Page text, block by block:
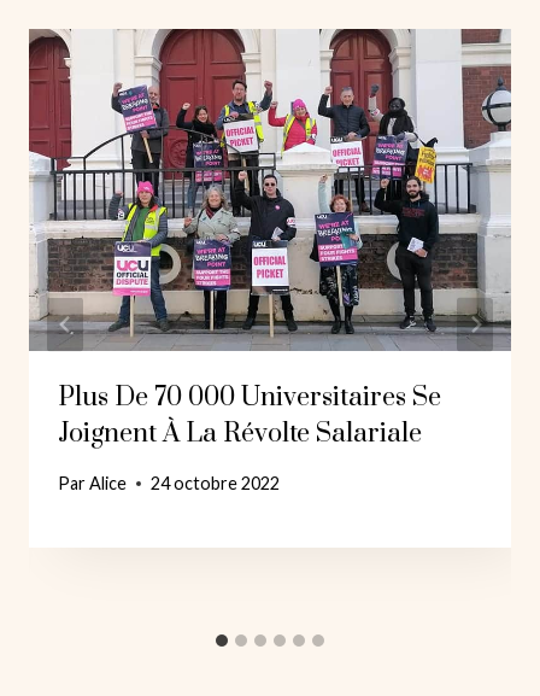
Plus De 70 000 Universitaires Se
Joignent À La Révolte Salariale
ParAlice 24 octobre 2022